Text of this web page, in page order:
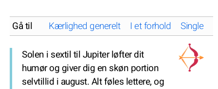
Gå til Kærlighed generelt I et forhold Single
Solen i sextil til Jupiter løfter dit
humør og giver dig en skøn portion
selvtillid i august. Alt føles lettere, og